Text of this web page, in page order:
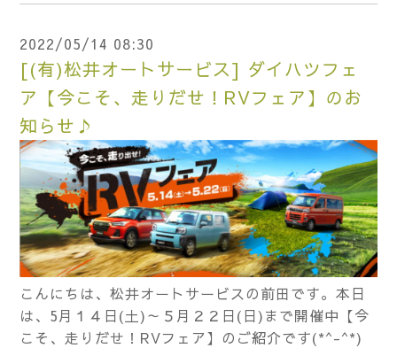
2022/05/14 08:30
[(有)松井オートサービス] ダイハツフェ
ア【今こそ、走りだせ！RVフェア】のお
知らせ♪
こんにちは、松井オートサービスの前田です。本日
は、5月１４日(土)～５月２２日(日)まで開催中【今
こそ、走りだせ！RVフェア】のご紹介です(*^-^*)